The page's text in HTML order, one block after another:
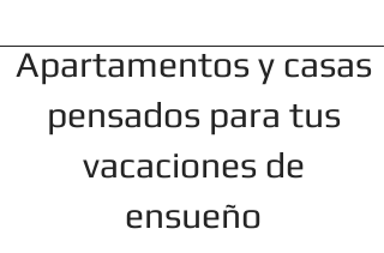
Apartamentos y casas
pensados para tus
vacaciones de
ensueño